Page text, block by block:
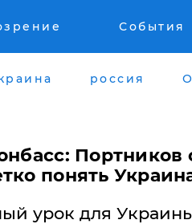
События
россия
Портников
понять
урок для